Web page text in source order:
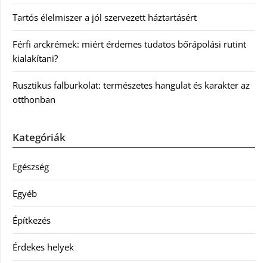
Tartós élelmiszer a jól szervezett háztartásért
Férfi arckrémek: miért érdemes tudatos bőrápolási rutint
kialakítani?
Rusztikus falburkolat: természetes hangulat és karakter az
otthonban
Kategóriák
Egészség
Egyéb
Építkezés
Érdekes helyek